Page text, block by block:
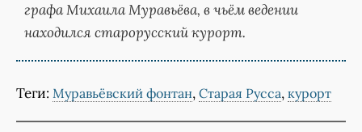
графа Михаила Муравьёва, в чьём ведении
находился старорусский курорт.
Теги: Муравьёвский фонтан, Старая Русса, курорт